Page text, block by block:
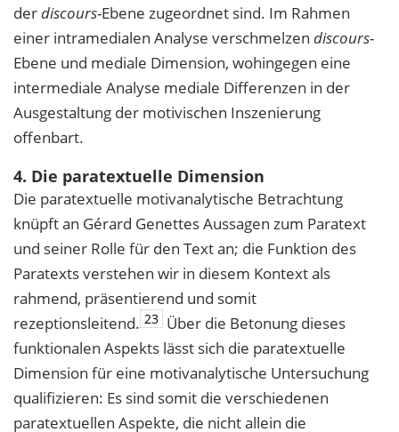
derdiscours-Ebene zugeordnet sind. Im Rahmen
einer intramedialen Analyse verschmelzen discours-
Ebene und mediale Dimension, wohingegen eine
intermediale Analyse mediale Differenzen in der
Ausgestaltung der motivischen Inszenierung
offenbart.
4. Die paratextuelle Dimension
Die paratextuelle motivanalytische Betrachtung
knüpft an Gérard Genettes Aussagen zum Paratext
und seiner Rolle für den Text an; die Funktion des
Paratexts verstehen wir in diesem Kontext als
rahmend, präsentierend und somit
rezeptionsleitend. 23 Über die Betonung dieses
funktionalen Aspekts lässt sich die paratextuelle
Dimension für eine motivanalytische Untersuchung
qualifizieren: Es sind somit die verschiedenen
paratextuellen Aspekte, die nicht allein die